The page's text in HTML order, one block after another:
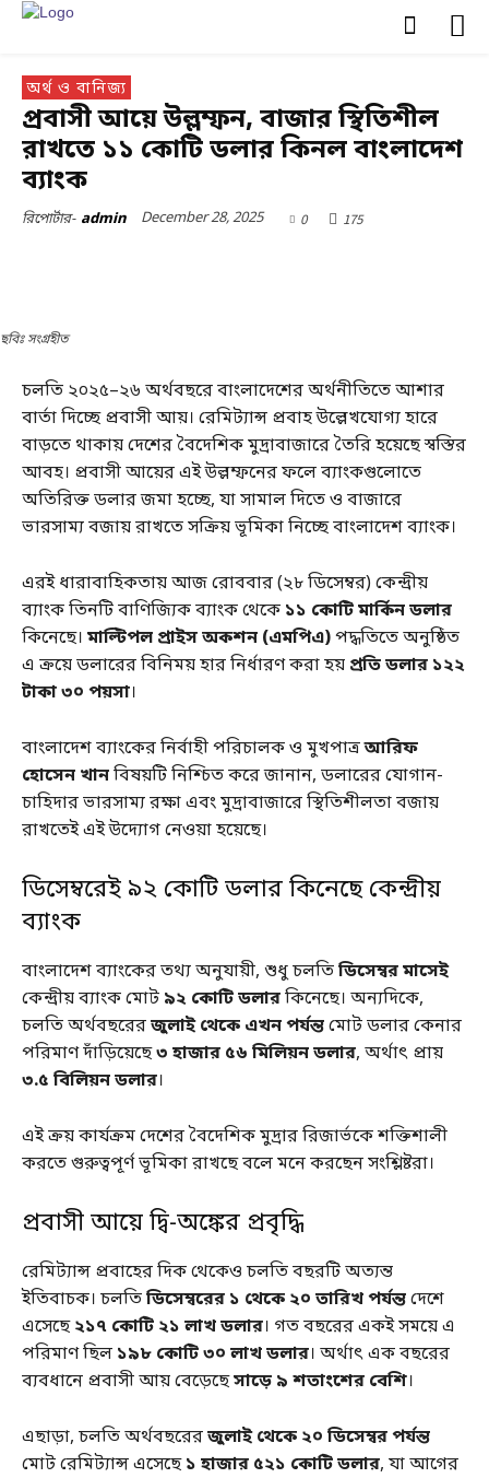
অর্থ ও বানিজ্য
প্রবাসী আয়ে উল্লম্ফন, বাজার স্থিতিশীল
রাখতে ১১ কোটি ডলার কিনল বাংলাদেশ
ব্যাংক
রিপোর্টার- admin December 28, 2025 0 175
ছবিঃ সংগ্রহীত
চলতি ২০২৫–২৬ অর্থবছরে বাংলাদেশের অর্থনীতিতে আশার
বার্তা দিচ্ছে প্রবাসী আয়। রেমিট্যান্স প্রবাহ উল্লেখযোগ্য হারে
বাড়তে থাকায় দেশের বৈদেশিক মুদ্রাবাজারে তৈরি হয়েছে স্বস্তির
আবহ। প্রবাসী আয়ের এই উল্লম্ফনের ফলে ব্যাংকগুলোতে
অতিরিক্ত ডলার জমা হচ্ছে, যা সামাল দিতে ও বাজারে
ভারসাম্য বজায় রাখতে সক্রিয় ভূমিকা নিচ্ছে বাংলাদেশ ব্যাংক।
এরই ধারাবাহিকতায় আজ রোববার (২৮ ডিসেম্বর) কেন্দ্রীয়
ব্যাংক তিনটি বাণিজ্যিক ব্যাংক থেকে ১১ কোটি মার্কিন ডলার
কিনেছে। মাল্টিপল প্রাইস অকশন (এমপিএ)পদ্ধতিতে অনুষ্ঠিত
এ ক্রয়ে ডলারের বিনিময় হার নির্ধারণ করা হয় প্রতি ডলার ১২২
টাকা ৩০ পয়সা।
বাংলাদেশ ব্যাংকের নির্বাহী পরিচালক ও মুখপাত্রআরিফ
হোসেন খানবিষয়টি নিশ্চিত করে জানান, ডলারের যোগান-
চাহিদার ভারসাম্য রক্ষা এবং মুদ্রাবাজারে স্থিতিশীলতা বজায়
রাখতেই এই উদ্যোগ নেওয়া হয়েছে।
ডিসেম্বরেই ৯২ কোটি ডলার কিনেছে কেন্দ্রীয়
ব্যাংক
বাংলাদেশ ব্যাংকের তথ্য অনুযায়ী, শুধু চলতিডিসেম্বর মাসেই
কেন্দ্রীয় ব্যাংক মোট ৯২ কোটি ডলারকিনেছে। অন্যদিকে,
চলতি অর্থবছরেরজুলাই থেকে এখন পর্যন্তমোট ডলার কেনার
পরিমাণ দাঁড়িয়েছে৩ হাজার ৫৬ মিলিয়ন ডলার, অর্থাৎ প্রায়
৩.৫ বিলিয়ন ডলার।
এই ক্রয় কার্যক্রম দেশের বৈদেশিক মুদ্রার রিজার্ভকে শক্তিশালী
করতে গুরুত্বপূর্ণ ভূমিকা রাখছে বলে মনে করছেন সংশ্লিষ্টরা।
প্রবাসী আয়ে দ্বি-অঙ্কের প্রবৃদ্ধি
রেমিট্যান্স প্রবাহের দিক থেকেও চলতি বছরটি অত্যন্ত
ইতিবাচক। চলতিডিসেম্বরের ১ থেকে ২০ তারিখ পর্যন্তদেশে
এসেছে২১৭ কোটি ২১ লাখ ডলার। গত বছরের একই সময়ে এ
পরিমাণ ছিল ১৯৮ কোটি ৩০ লাখ ডলার। অর্থাৎ এক বছরের
ব্যবধানে প্রবাসী আয় বেড়েছেসাড়ে ৯ শতাংশের বেশি।
এছাড়া, চলতি অর্থবছরেরজুলাই থেকে ২০ ডিসেম্বর পর্যন্ত
মোট রেমিট্যান্স এসেছে১ হাজার ৫২১ কোটি ডলার, যা আগের